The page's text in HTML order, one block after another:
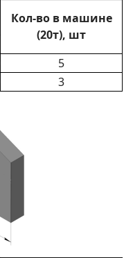
Кол-во в машине
(20т), шт
5
3